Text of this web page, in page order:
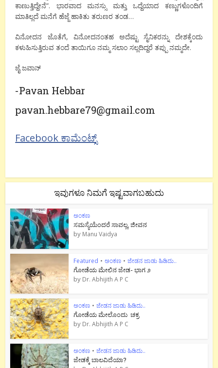
ಕಾಣುತ್ತಿದ್ದೇನೆ”. ಭಾರವಾದ ಮನಸ್ಸು ಮತ್ತು ಒದ್ದೆಯಾದ ಕಣ್ಣುಗಳೊಂದಿಗೆ
ಮಾತಿಲ್ಲದೆ ಮನೆಗೆ ಹೆಜ್ಜೆ ಹಾಕಿತು ತರುಣರ ತಂಡ…
ವಿನೋದನ ಜೊತೆಗೆ, ವಿನೋದನಂತಹ ಅದೆಷ್ಟು ಸೈನಿಕರನ್ನು ದೇಶಕ್ಕೆಂದು
ಕಳುಹಿಸುತ್ತಿರುವ ತಂದೆ ತಾಯಿಗೂ ನಮ್ಮ ಸಲಾಂ ಸಲ್ಲದಿದ್ದರೆ ತಪ್ಪು ನಮ್ಮದೇ.
ಜೈ ಜವಾನ್
-Pavan Hebbar
pavan.hebbare79@gmail.com
Facebook ಕಾಮೆಂಟ್ಸ್
ಇವುಗಳೂ ನಿಮಗೆ ಇಷ್ಟವಾಗಬಹುದು
ಅಂಕಣ
ಸಮಸ್ಯೆಯೆಂದರೆ ಸಾವಲ್ಲ, ಜೀವನ
by Manu Vaidya
Featured • ಅಂಕಣ • ಜೇಡನ ಜಾಡು ಹಿಡಿದು..
ಗೋಡೆಯ ಮೇಲಿನ ಜೇಡ- ಭಾಗ ೨
by Dr. Abhijith A P C
ಅಂಕಣ • ಜೇಡನ ಜಾಡು ಹಿಡಿದು..
ಗೋಡೆಯ ಮೇಲೊಂದು ಚಕ್ರ
by Dr. Abhijith A P C
ಅಂಕಣ • ಜೇಡನ ಜಾಡು ಹಿಡಿದು..
ಜೇಡಕ್ಕೆ ಬಾಲವಿದೆಯಾ?